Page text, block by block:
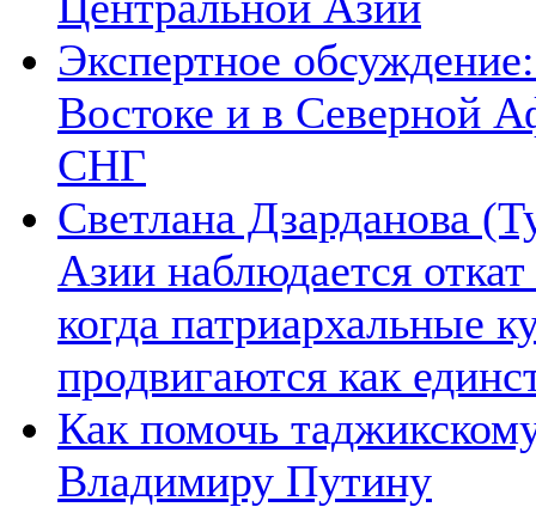
Экспертное
Востоке и в Северной
СНГ
Светлана Дзарданова
Азии наблюдается
когда патриархальные
продвигаются как
Как помочь
Владимиру Путину